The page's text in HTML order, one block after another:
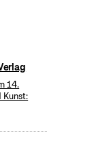
14.
Kunst: